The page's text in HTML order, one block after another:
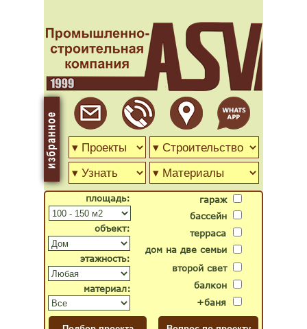
гараж
бассейн
второй свет
дом на две семьи
терраса
балкон
+баня
объект:
материал:
площадь:
этажность: